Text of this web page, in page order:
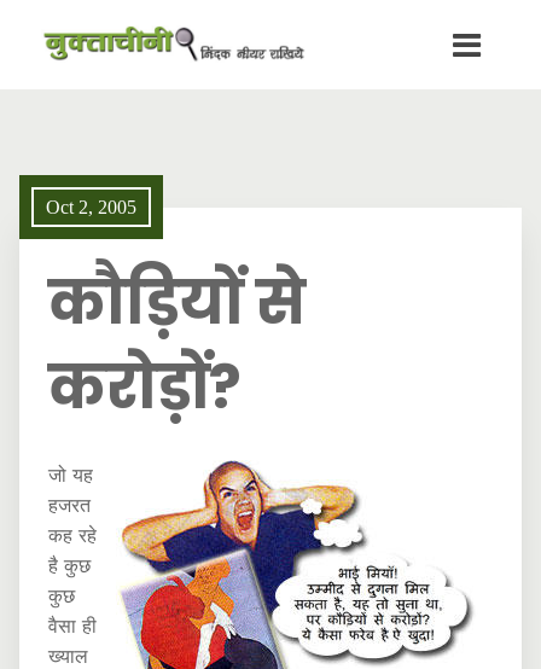
Oct 2, 2005
कौड़ियों से
करोड़ों?
जो यह
हजरत
कह रहे
है कुछ
कुछ
वैसा ही
ख्याल